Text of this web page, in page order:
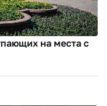
на места с